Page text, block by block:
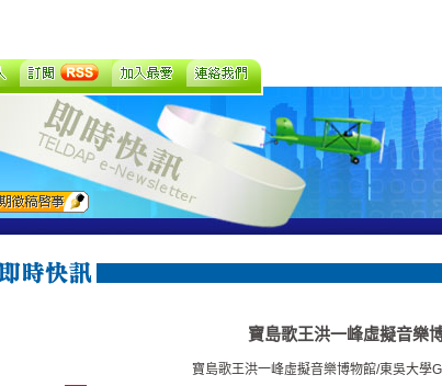
寶島歌王洪一峰虛擬音樂
寶島歌王洪一峰虛擬音樂博物館/東吳大學